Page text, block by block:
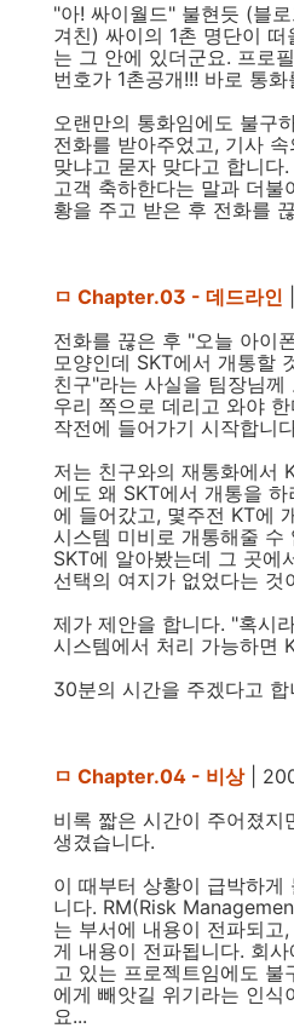
"아! 싸이월드" 불현듯 (블
겨친) 싸이의 1촌 명단이
는 그 안에 있더군요. 프로
번호가 1촌공개!!! 바로 통
오랜만의 통화임에도 불구
전화를 받아주었고, 기사
맞냐고 묻자 맞다고 합니다
고객 축하한다는 말과 더불
황을 주고 받은 후 전화를
ㅁ Chapter.03 - 데드라인
전화를 끊은 후 "오늘 아이
모양인데 SKT에서 개통할
친구"라는 사실을 팀장님
우리 쪽으로 데리고 와야
작전에 들어가기 시작합니
저는 친구와의 재통화에서
에도 왜 SKT에서 개통을
에 들어갔고, 몇주전 KT에
시스템 미비로 개통해줄 수
SKT에 알아봤는데 그 곳에
선택의 여지가 없었다는 것
제가 제안을 합니다. "혹시
시스템에서 처리 가능하면
30분의 시간을 주겠다고 합
ㅁ Chapter.04 - 비상|
비록 짧은 시간이 주어졌지
생겼습니다.
이 때부터 상황이 급박하게
니다. RM(Risk
는 부서에 내용이 전파되
게 내용이 전파됩니다. 회
고 있는 프로젝트임에도 불
에게 빼앗길 위기라는 인식
요...